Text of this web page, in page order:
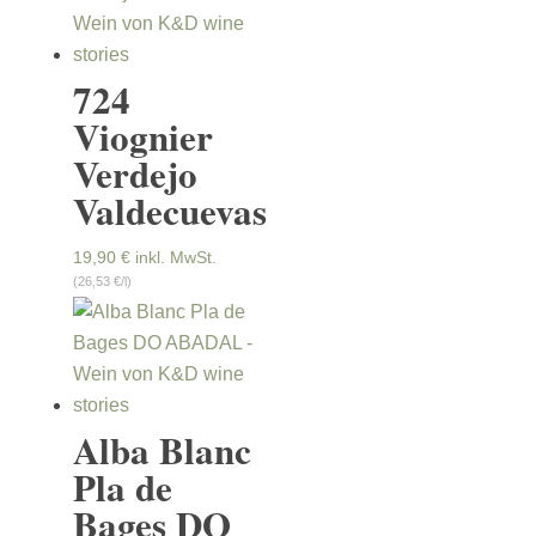
724
Viognier
Verdejo
Valdecuevas
19,90 € inkl. MwSt.
(26,53 €/l)
Alba Blanc
Pla de
Bages DO